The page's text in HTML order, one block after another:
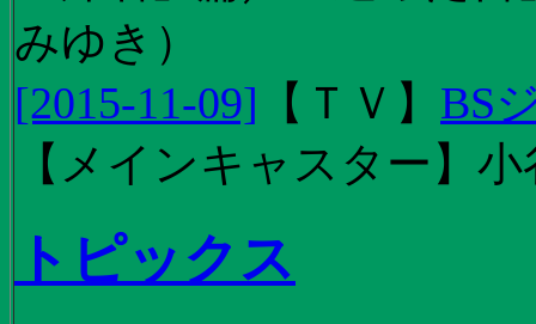
みゆき）
[2015-11-09] 【 ＴＶ 】 BS
【メインキャスター】
トピックス